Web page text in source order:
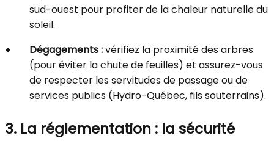
sud-ouest pour profiter de la chaleur naturelle du
soleil.
Dégagements :vérifiez la proximité des arbres
(pour éviter la chute de feuilles) et assurez-vous
de respecter les servitudes de passage ou de
services publics (Hydro-Québec, fils souterrains).
3. La réglementation : la sécurité